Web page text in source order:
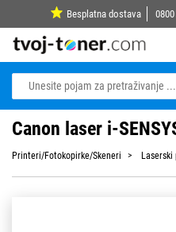
Besplatna dostava
Canon laser i-
Printeri/Fotokopirke/Skeneri